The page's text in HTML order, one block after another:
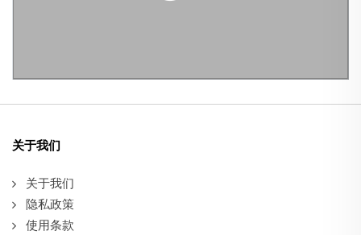
关于我们
关于我们
隐私政策
使用条款